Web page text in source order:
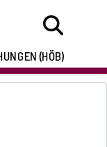
(HÖB)